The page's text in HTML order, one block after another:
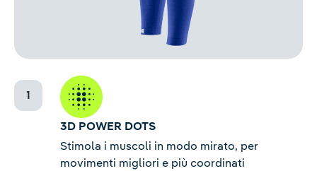
3D POWER DOTS
Stimola i muscoli in modo mirato, per
movimenti migliori e più coordinati